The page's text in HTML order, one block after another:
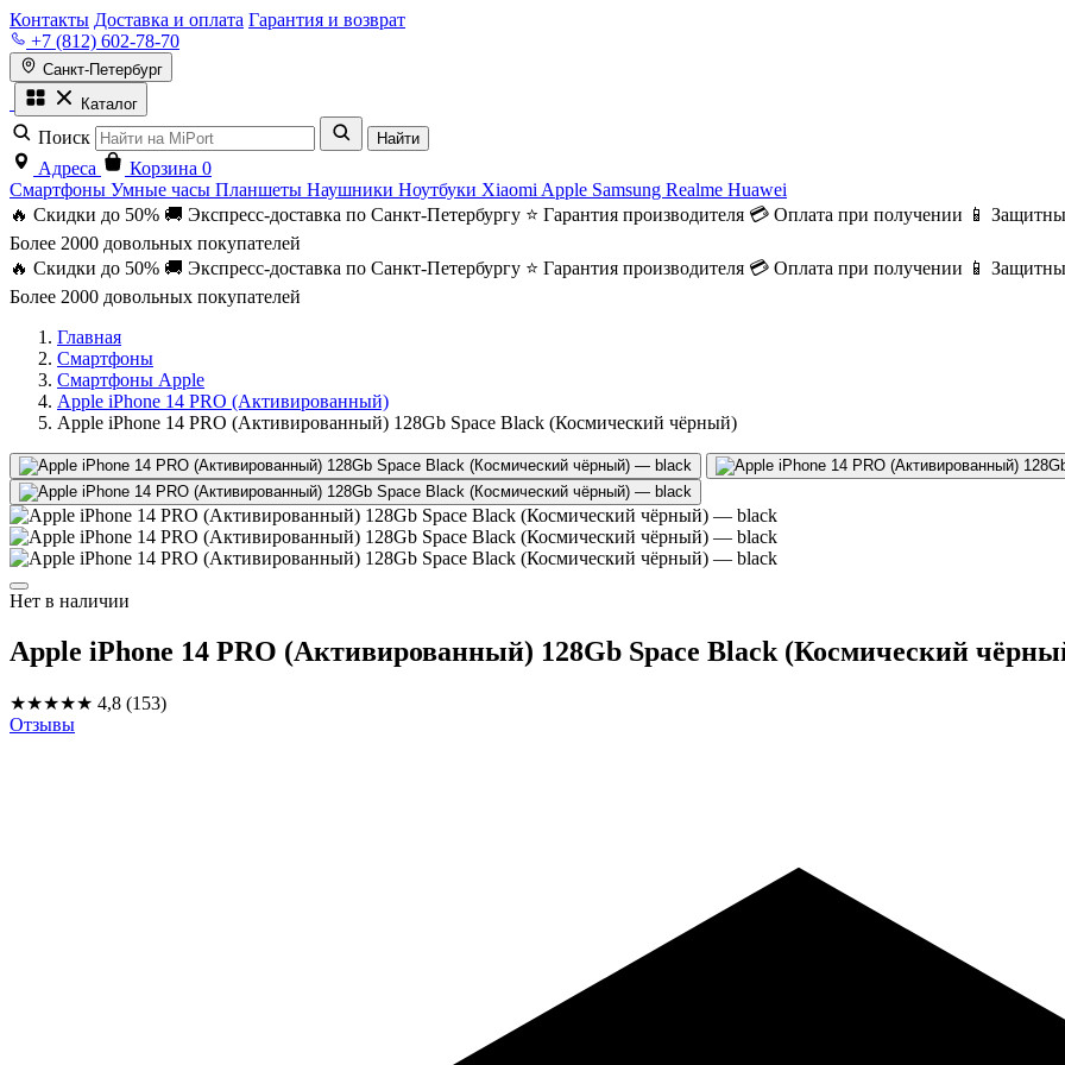
Контакты Доставка и оплата Гарантия и возврат
+7 (812) 602-78-70
Санкт-Петербург
Каталог
Поиск Найти
Адреса Корзина 0
Смартфоны Умные часы Планшеты Наушники Ноутбуки Xiaomi Apple Samsung Realme Huawei
🔥 Скидки до 50% 🚚 Экспресс-доставка по Санкт-Петербургу ⭐ Гарантия производителя 💳 Оплата при получении 📱
Более 2000 довольных покупателей
🔥 Скидки до 50% 🚚 Экспресс-доставка по Санкт-Петербургу ⭐ Гарантия производителя 💳 Оплата при получении 📱
Более 2000 довольных покупателей
Главная
Смартфоны
Смартфоны Apple
Apple iPhone 14 PRO (Активированный)
Apple iPhone 14 PRO (Активированный) 128Gb Space Black (Космический чёрный)
Нет в наличии
Apple iPhone 14 PRO (Активированный) 128Gb Space Black (Космический
★★★★★ 4,8 (153)
Отзывы